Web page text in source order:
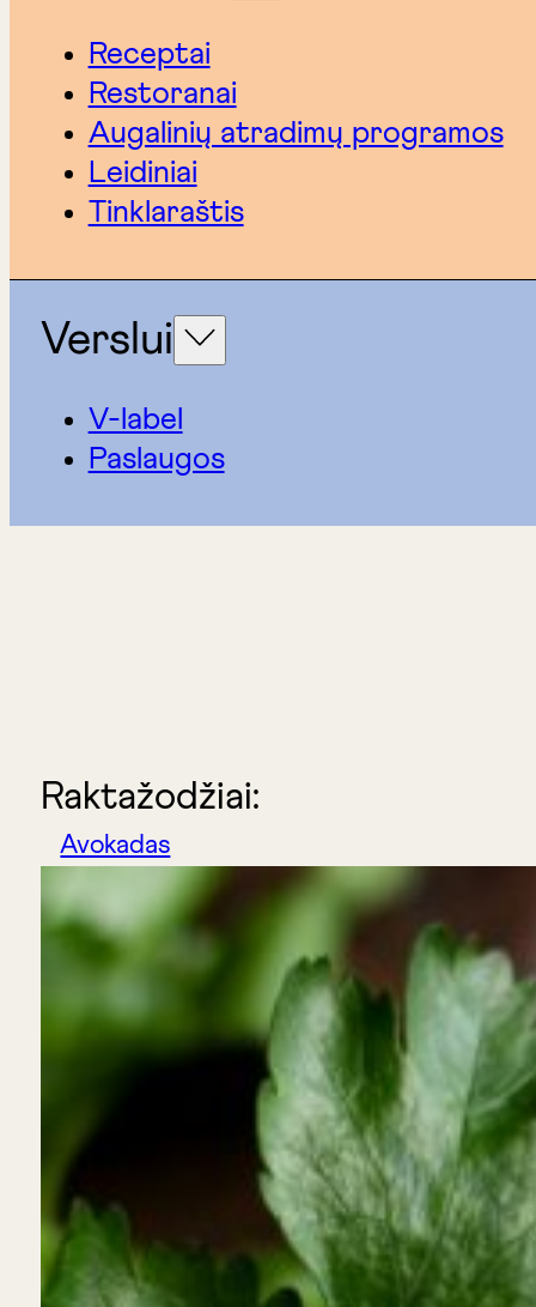
Receptai
Restoranai
Augalinių atradimų programos
Leidiniai
Tinklaraštis
Verslui
V-label
Paslaugos
Raktažodžiai:
Avokadas